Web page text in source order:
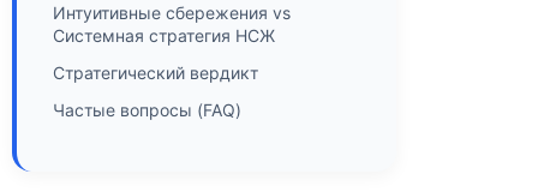
Интуитивные сбережения vs
Системная стратегия НСЖ
Стратегический вердикт
Частые вопросы (FAQ)